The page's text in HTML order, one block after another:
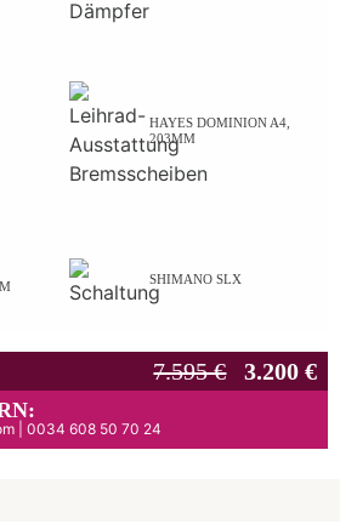
HAYES DOMINION A4,
203MM
SHIMANO SLX
7.595 € 3.200 €
| 0034 608 50 70 24